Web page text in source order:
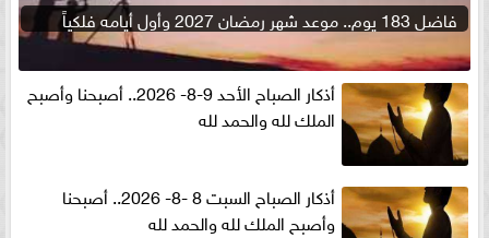
فاضل 183 يوم.. موعد شهر رمضان 2027 وأول أيامه فلكياً
أذكار الصباح الأحد 9-8- 2026.. أصبحنا وأصبح
الملك لله والحمد لله
أذكار الصباح السبت 8 -8- 2026.. أصبحنا
وأصبح الملك لله والحمد لله